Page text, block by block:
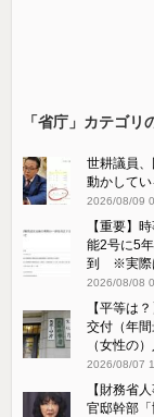
「省庁」カテゴリ
世耕議員
動かして
2026/08/09
【重要】
能2号に5
到 ※実際
2026/08/08
【平等は
交付（年
（女性の
2026/08/07
【財務省
官邸幹部